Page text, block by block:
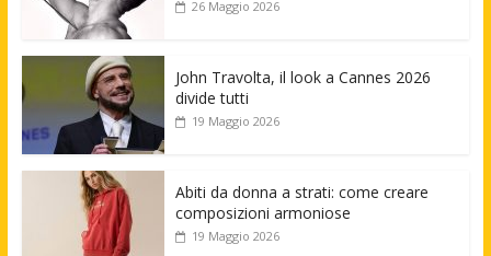
26 Maggio 2026
John Travolta, il look a Cannes 2026
divide tutti
19 Maggio 2026
Abiti da donna a strati: come creare
composizioni armoniose
19 Maggio 2026